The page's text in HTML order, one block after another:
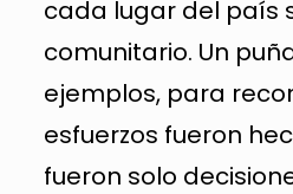
cada lugar del país
comunitario. Un
ejemplos, para
esfuerzos fueron
fueron solo